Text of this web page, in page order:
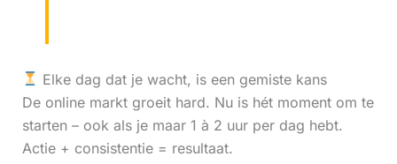
Elke dag dat je wacht, is een gemiste kans
De online markt groeit hard. Nu is hét moment om te
starten – ook als je maar 1 à 2 uur per dag hebt.
Actie + consistentie = resultaat.